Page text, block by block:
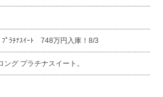
ﾌﾟﾗﾁﾅｽｲｰﾄ 748万円入庫！8/3
グ プラチナスイート。